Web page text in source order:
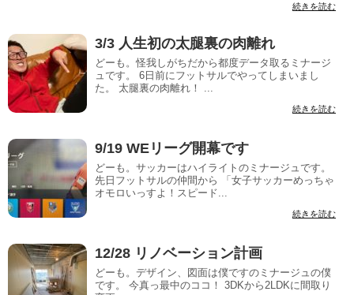
続きを読む
3/3 人生初の太腿裏の肉離れ
どーも。怪我しがちだから都度データ取るミナージ
ュです。 6日前にフットサルでやってしまいまし
た。 太腿裏の肉離れ！ ...
続きを読む
9/19 WEリーグ開幕です
どーも。サッカーはハイライトのミナージュです。
先日フットサルの仲間から 「女子サッカーめっちゃ
オモロいっすよ！スピード...
続きを読む
12/28 リノベーション計画
どーも。デザイン、図面は僕ですのミナージュの僕
です。 今真っ最中のココ！ 3DKから2LDKに間取り